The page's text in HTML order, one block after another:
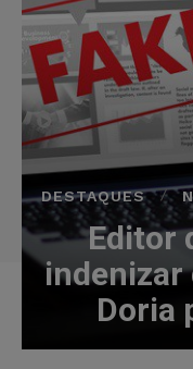
DESTAQUES
Editor
indenizar
Doria